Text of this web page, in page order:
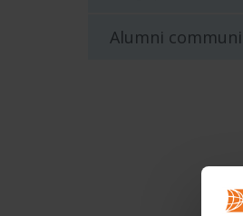
Alumni